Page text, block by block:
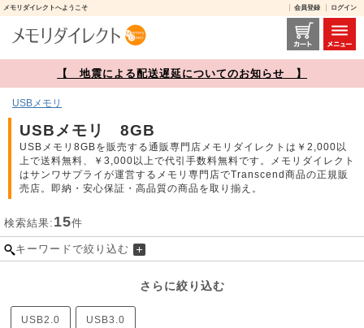
メモリダイレクトへようこそ 会員登録 ログイン
USBメモリ 8GB 商品一覧【メモリダイレクト】
【 地震による配送遅延についてのお知らせ 】
USBメモリ
USBメモリ 8GB
USBメモリ8GBを販売する通販専門店メモリダイレクトは￥2,000以
上で送料無料、￥3,000以上で代引手数料無料です。メモリダイレクト
はサンワサプライが運営するメモリ専門店でTranscend商品の正規販
売店。即納・安心保証・高品質の商品を取り揃え。
検索結果: 15件
キーワードで絞り込む
さらに絞り込む
USB2.0 USB3.0